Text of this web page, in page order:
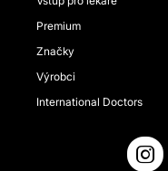
Premium
Značky
Výrobci
International Doctors